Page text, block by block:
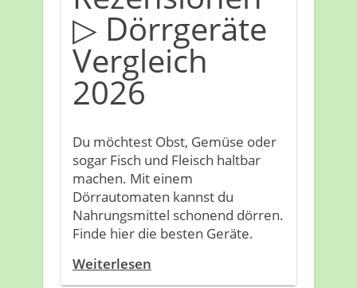
▷ Dörrgeräte
Vergleich
2026
Du möchtest Obst, Gemüse oder
sogar Fisch und Fleisch haltbar
machen. Mit einem
Dörrautomaten kannst du
Nahrungsmittel schonend dörren.
Finde hier die besten Geräte.
Weiterlesen